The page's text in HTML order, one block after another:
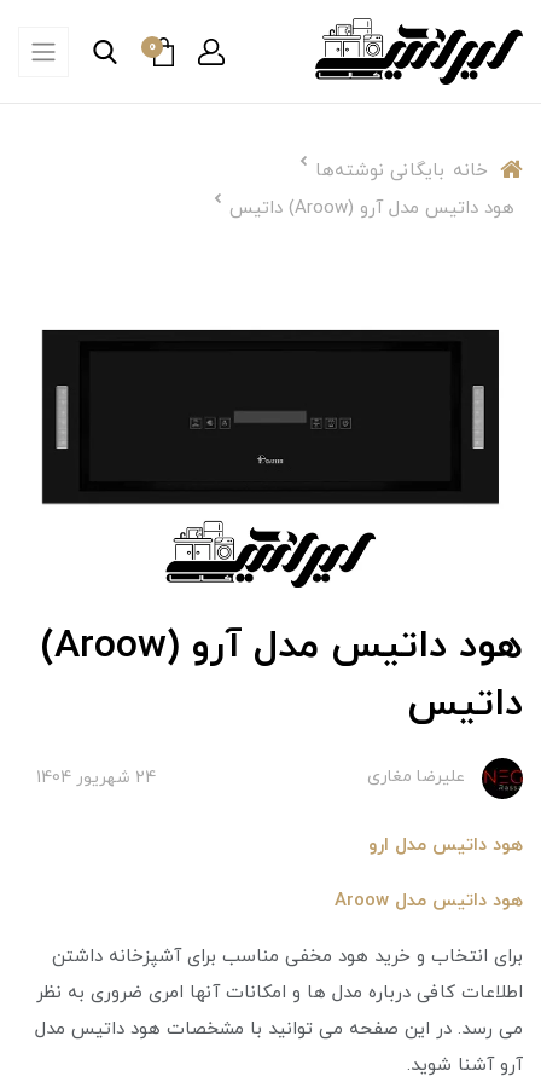
0
خانه بایگانی نوشته‌ها
هود داتیس مدل آرو (Aroow) داتیس
هود داتیس مدل آرو (Aroow)
داتیس
علیرضا مغاری 24 شهریور 1404
هود داتیس مدل ارو
هود داتیس مدل Aroow
برای انتخاب و خرید هود مخفی مناسب برای آشپزخانه داشتن
اطلاعات کافی درباره مدل ها و امکانات آنها امری ضروری به نظر
می رسد. در این صفحه می توانید با مشخصات هود داتیس مدل
آرو آشنا شوید.